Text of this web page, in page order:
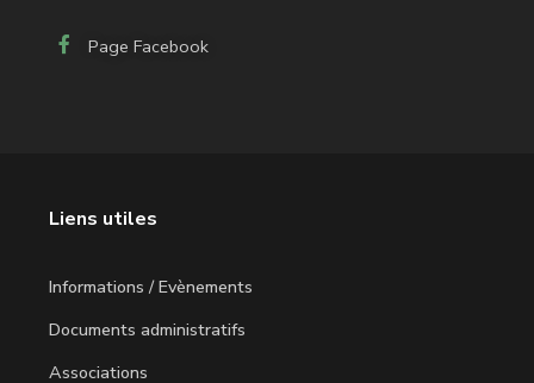
Page Facebook
Liens utiles
Informations / Evènements
Documents administratifs
Associations